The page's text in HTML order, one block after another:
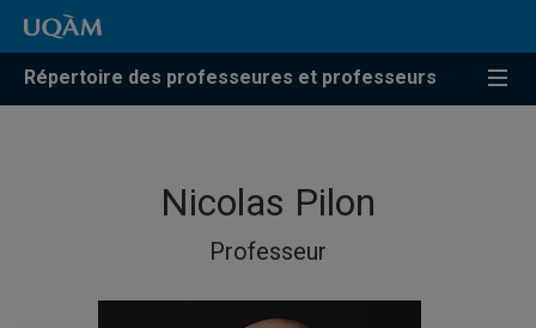
Répertoire des professeures et professeurs
Nicolas Pilon
Professeur